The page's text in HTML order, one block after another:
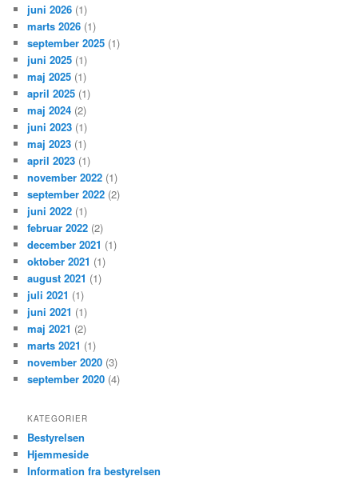
juni 2026 (1)
marts 2026 (1)
september 2025 (1)
juni 2025 (1)
maj 2025 (1)
april 2025 (1)
maj 2024 (2)
juni 2023 (1)
maj 2023 (1)
april 2023 (1)
november 2022 (1)
september 2022 (2)
juni 2022 (1)
februar 2022 (2)
december 2021 (1)
oktober 2021 (1)
august 2021 (1)
juli 2021 (1)
juni 2021 (1)
maj 2021 (2)
marts 2021 (1)
november 2020 (3)
september 2020 (4)
KATEGORIER
Bestyrelsen
Hjemmeside
Information fra bestyrelsen